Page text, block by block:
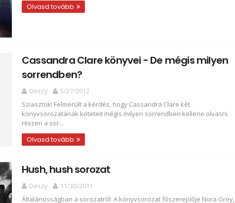
Olvasd tovább
Cassandra Clare könyvei - De mégis milyen
sorrendben?
Deszy
5/27/2012
Sziasztok! Felmerült a kérdés, hogy Cassandra Clare két
könyvsorozatának köteteit mégis milyen sorrendben kellene olvasni.
Hiszen a sor...
Olvasd tovább
Hush, hush sorozat
Deszy
11/30/2011
Általánosságban a sorozatról: A könyvsorozat főszereplője Nora Grey,